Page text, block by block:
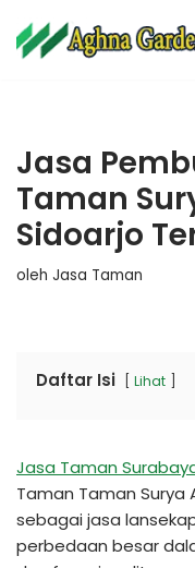
Lompat
Jasa
Taman
Sidoarjo
oleh Jasa Taman
Daftar Isi Lihat
Jasa Taman
Taman Taman Surya
sebagai jasa
perbedaan besar